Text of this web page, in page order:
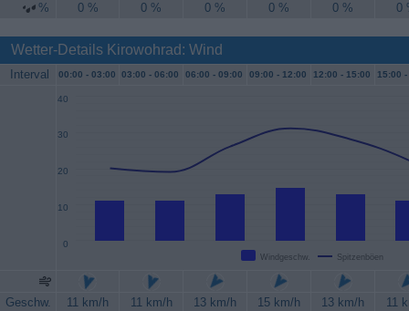
%
0 % 0 % 0 % 0 % 0 % 0
Wetter-Details Kirowohrad: Wind
Interval 00:00 - 03:00 03:00 - 06:00 06:00 - 09:00 09:00 - 12:00 12:00 - 15:00 15:00 -
Windgeschw. Spitzenböen
0
10
20
30
40
Geschw. 11 km/h 11 km/h 13 km/h 15 km/h 13 km/h
11